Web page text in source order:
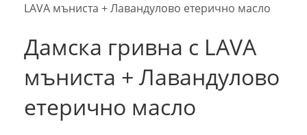
LAVA мъниста + Лавандулово етерично масло
Дамска гривна с LAVA
мъниста + Лавандулово
етерично масло